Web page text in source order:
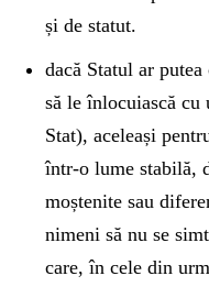
și de statut.
dacă Statul ar
să le înlocuiască
Stat), aceleași
într-o lume stabilă,
moștenite sau
nimeni să nu se
care, în cele din